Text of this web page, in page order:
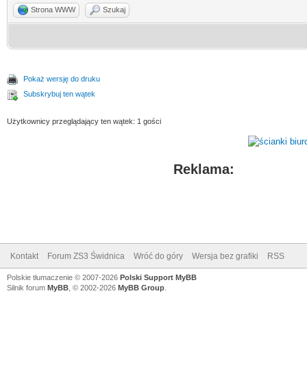
Strona WWW Szukaj
Pokaż wersję do druku
Subskrybuj ten wątek
Użytkownicy przeglądający ten wątek: 1 gości
Reklama:
Kontakt Forum ZS3 Świdnica Wróć do góry Wersja bez grafiki RSS
Polskie tłumaczenie © 2007-2026 Polski Support MyBB
Silnik forum MyBB , © 2002-2026 MyBB Group